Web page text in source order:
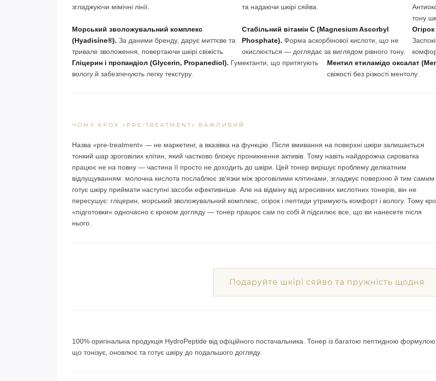
згладжуючи мімічні лінії.
та надаючи шкірі сяйва.
тону
Морський зволожувальний комплекс
(Hyadisíne®). За даними бренду, дарує миттєве та
тривале зволоження, повертаючи шкірі свіжість.
Стабільний вітамін С (Magnesium Ascorbyl
Phosphate). Форма аскорбінової кислоти, що не
окислюється — доглядає за виглядом рівного тону.
Гліцерин і пропандіол (Glycerin, Propanediol). Гумектанти, що притягують
вологу й забезпечують легку текстуру.
Ментил етиламідо оксалат
свіжості без різкості ментолу.
ЧОМУ КРОК «PRE-TREATMENT» ВАЖЛИВИЙ
Назва «pre-treatment» — не маркетинг, а вказівка на функцію. Після вмивання на поверхні шкіри залишається
тонкий шар зроговілих клітин, який частково блокує проникнення активів. Тому навіть найдорожча сироватка
працює не на повну — частина її просто не доходить до шкіри. Цей тонер вирішує проблему делікатним
відлущуванням: молочна кислота послаблює зв'язки між зроговілими клітинами, згладжує поверхню й тим самим
готує шкіру приймати наступні засоби ефективніше. Але на відміну від агресивних кислотних тонерів, він не
пересушує: гліцерин, морський зволожувальний комплекс, огірок і пептиди утримують комфорт і вологу. Тому
«підготовки» одночасно є кроком догляду — тонер працює сам по собі й підсилює все, що ви нанесете після
нього.
Подаруйте шкірі сяйво та пружність щодня
100% оригінальна продукція HydroPeptide від офіційного постачальника. Тонер із багатою пептидною
що тонізує, оновлює та готує шкіру до подальшого догляду.